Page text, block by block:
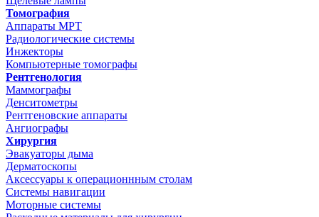
Томография
Аппараты МРТ
Радиологические системы
Инжекторы
Компьютерные томографы
Рентгенология
Маммографы
Денситометры
Рентгеновские аппараты
Ангиографы
Хирургия
Эвакуаторы дыма
Дерматоскопы
Аксессуары к операционнным столам
Системы навигации
Моторные системы